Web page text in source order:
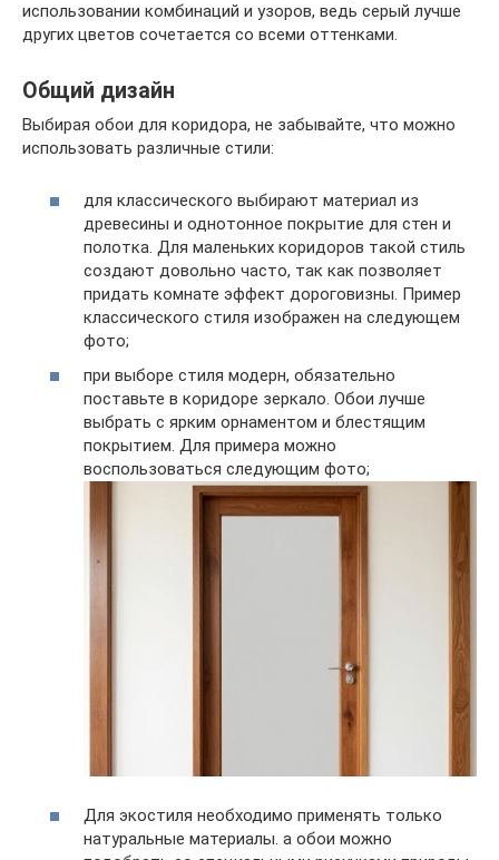
использовании комбинаций и узоров, ведь серый лучше
других цветов сочетается со всеми оттенками.
Общий дизайн
Выбирая обои для коридора, не забывайте, что можно
использовать различные стили:
для классического выбирают материал из
древесины и однотонное покрытие для стен и
полотка. Для маленьких коридоров такой стиль
создают довольно часто, так как позволяет
придать комнате эффект дороговизны. Пример
классического стиля изображен на следующем
фото;
при выборе стиля модерн, обязательно
поставьте в коридоре зеркало. Обои лучше
выбрать с ярким орнаментом и блестящим
покрытием. Для примера можно
воспользоваться следующим фото;
Для экостиля необходимо применять только
натуральные материалы. а обои можно